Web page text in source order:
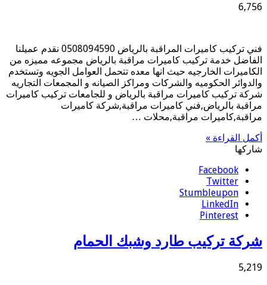
6,756
فني تركيب كاميرات المراقبة بالرياض 0508094590 نقدم عميلنا
الفاضل خدمة تركيب كاميرات مراقبة بالرياض مجموعه مميزه من
الكاميرات الخارجيه حيث انها معده تتحمل العوامل الجويه وتستخدم
والدوائر الحكوميه والشركات ومراكز الصيانه و المجمعات التجاريه
شركة تركيب كاميرات مراقبة بالرياض و للجامعات تركيب كاميرات
مراقبة بالرياض,فني كاميرات مراقبة,شركة كاميرات
مراقبة,كاميرات مراقبة,محلات …
أكمل القراءة »
شاركها
Facebook
Twitter
Stumbleupon
LinkedIn
Pinterest
شركة تركيب طارد وشبك الحمام
5,219